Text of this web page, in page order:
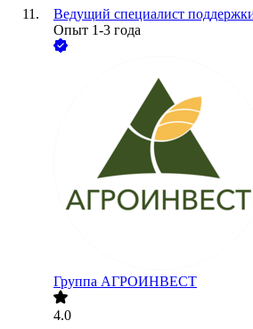
Ведущий специалист
Опыт 1-3 года
Группа АГРОИНВЕСТ
4.0